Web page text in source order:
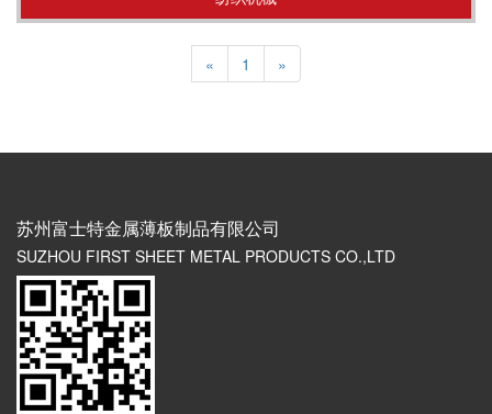
« 1 »
苏州富士特金属薄板制品有限公司
SUZHOU FIRST SHEET METAL PRODUCTS CO.,LTD